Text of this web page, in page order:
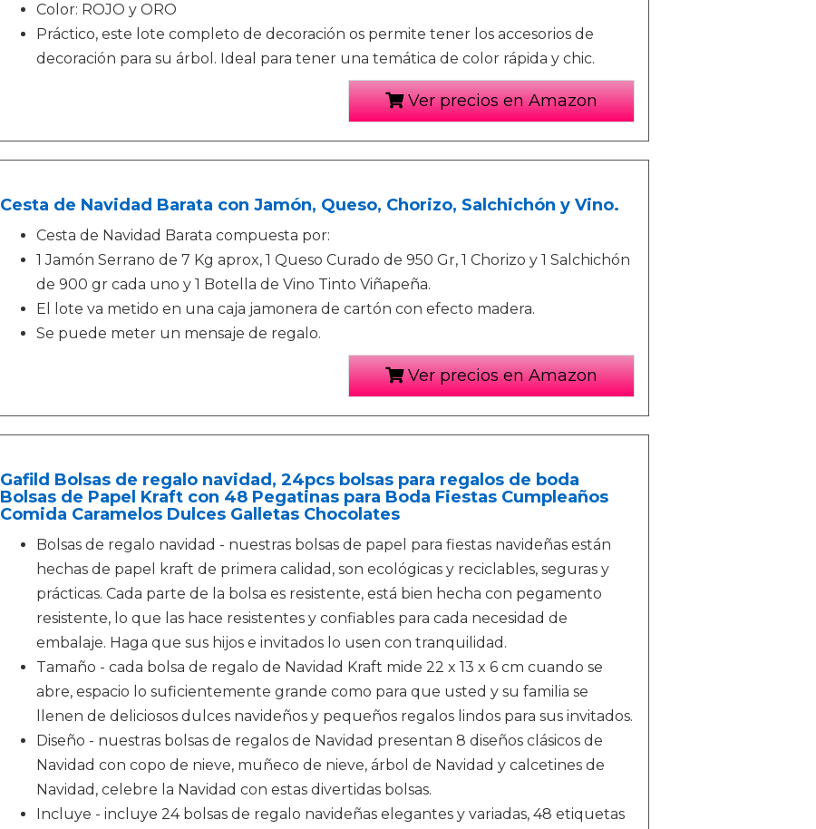
Color: ROJO y ORO
Práctico, este lote completo de decoración os permite tener los accesorios de
decoración para su árbol. Ideal para tener una temática de color rápida y chic.
Ver precios en Amazon
Cesta de Navidad Barata con Jamón, Queso, Chorizo, Salchichón y Vino.
Cesta de Navidad Barata compuesta por:
1 Jamón Serrano de 7 Kg aprox, 1 Queso Curado de 950 Gr, 1 Chorizo y 1 Salchichón
de 900 gr cada uno y 1 Botella de Vino Tinto Viñapeña.
El lote va metido en una caja jamonera de cartón con efecto madera.
Se puede meter un mensaje de regalo.
Ver precios en Amazon
Gafild Bolsas de regalo navidad, 24pcs bolsas para regalos de boda
Bolsas de Papel Kraft con 48 Pegatinas para Boda Fiestas Cumpleaños
Comida Caramelos Dulces Galletas Chocolates
Bolsas de regalo navidad - nuestras bolsas de papel para fiestas navideñas están
hechas de papel kraft de primera calidad, son ecológicas y reciclables, seguras y
prácticas. Cada parte de la bolsa es resistente, está bien hecha con pegamento
resistente, lo que las hace resistentes y confiables para cada necesidad de
embalaje. Haga que sus hijos e invitados lo usen con tranquilidad.
Tamaño - cada bolsa de regalo de Navidad Kraft mide 22 x 13 x 6 cm cuando se
abre, espacio lo suficientemente grande como para que usted y su familia se
llenen de deliciosos dulces navideños y pequeños regalos lindos para sus invitados.
Diseño - nuestras bolsas de regalos de Navidad presentan 8 diseños clásicos de
Navidad con copo de nieve, muñeco de nieve, árbol de Navidad y calcetines de
Navidad, celebre la Navidad con estas divertidas bolsas.
Incluye - incluye 24 bolsas de regalo navideñas elegantes y variadas, 48 ​​etiquetas